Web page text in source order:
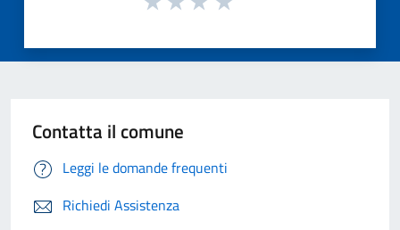
Contatta il comune
Leggi le domande frequenti
Richiedi Assistenza